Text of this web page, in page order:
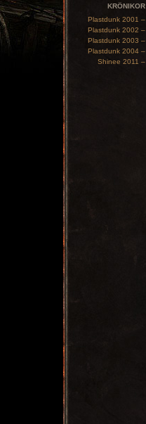
KRÖNIKOR
Plastdunk 2001 –
Plastdunk 2002 –
Plastdunk 2003 –
Plastdunk 2004 –
Shinee 2011 –